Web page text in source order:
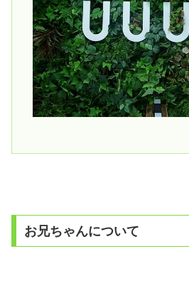
お兄ちゃんについて